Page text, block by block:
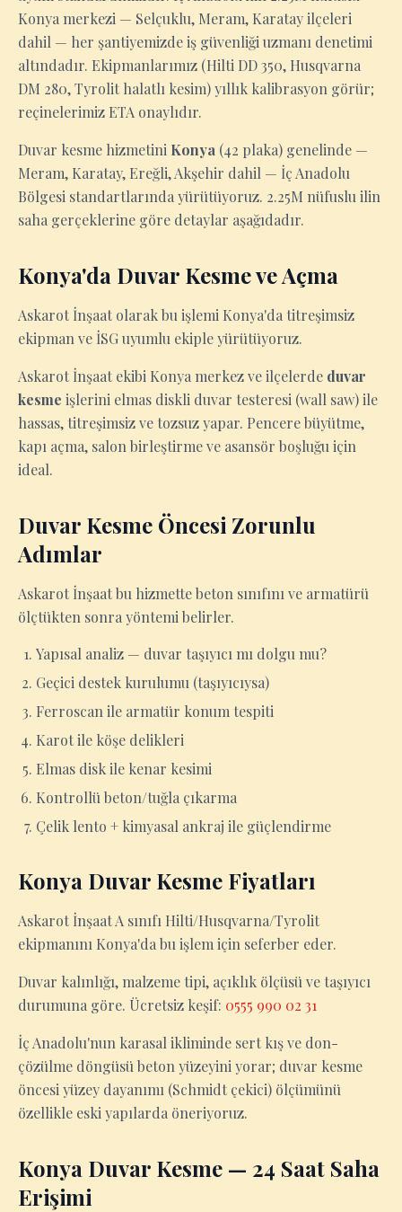
Konya merkezi — Selçuklu, Meram, Karatay ilçeleri
dahil — her şantiyemizde iş güvenliği uzmanı denetimi
altındadır. Ekipmanlarımız (Hilti DD 350, Husqvarna
DM 280, Tyrolit halatlı kesim) yıllık kalibrasyon görür;
reçinelerimiz ETA onaylıdır.
Duvar kesme hizmetini Konya (42 plaka) genelinde —
Meram, Karatay, Ereğli, Akşehir dahil — İç Anadolu
Bölgesi standartlarında yürütüyoruz. 2.25M nüfuslu ilin
saha gerçeklerine göre detaylar aşağıdadır.
Konya'da Duvar Kesme ve Açma
Askarot İnşaat olarak bu işlemi Konya'da titreşimsiz
ekipman ve İSG uyumlu ekiple yürütüyoruz.
Askarot İnşaat ekibi Konya merkez ve ilçelerde duvar
kesme işlerini elmas diskli duvar testeresi (wall saw) ile
hassas, titreşimsiz ve tozsuz yapar. Pencere büyütme,
kapı açma, salon birleştirme ve asansör boşluğu için
ideal.
Duvar Kesme Öncesi Zorunlu
Adımlar
Askarot İnşaat bu hizmette beton sınıfını ve armatürü
ölçtükten sonra yöntemi belirler.
Yapısal analiz — duvar taşıyıcı mı dolgu mu?
Geçici destek kurulumu (taşıyıcıysa)
Ferroscan ile armatür konum tespiti
Karot ile köşe delikleri
Elmas disk ile kenar kesimi
Kontrollü beton/tuğla çıkarma
Çelik lento + kimyasal ankraj ile güçlendirme
Konya Duvar Kesme Fiyatları
Askarot İnşaat A sınıfı Hilti/Husqvarna/Tyrolit
ekipmanını Konya'da bu işlem için seferber eder.
Duvar kalınlığı, malzeme tipi, açıklık ölçüsü ve taşıyıcı
durumuna göre. Ücretsiz keşif: 0555 990 02 31
İç Anadolu'nun karasal ikliminde sert kış ve don-
çözülme döngüsü beton yüzeyini yorar; duvar kesme
öncesi yüzey dayanımı (Schmidt çekici) ölçümünü
özellikle eski yapılarda öneriyoruz.
Konya Duvar Kesme — 24 Saat Saha
Erişimi